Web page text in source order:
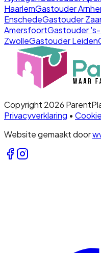
HaarlemGastouder
EnschedeGastouder
AmersfoortGastouder
ZwolleGastouderLeiden
Copyright 2026
Privacyverklaring •
Website gemaakt door